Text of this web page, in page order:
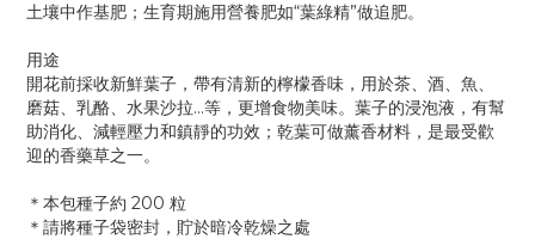
土壤中作基肥；生育期施用營養肥如“葉綠精”做追肥。
用途
開花前採收新鮮葉子，帶有清新的檸檬香味，用於茶、酒、魚、
磨菇、乳酪、水果沙拉…等，更增食物美味。葉子的浸泡液，有幫
助消化、減輕壓力和鎮靜的功效；乾葉可做薰香材料，是最受歡
迎的香藥草之一。
＊本包種子約 200 粒
＊請將種子袋密封，貯於暗冷乾燥之處